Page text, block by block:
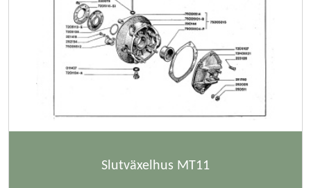
Slutväxelhus MT11